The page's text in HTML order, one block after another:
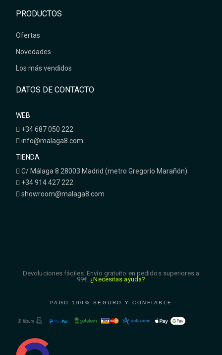
PRODUCTOS
Ofertas
Novedades
Los más vendidos
DATOS DE CONTACTO
WEB
+34 687 050 222
info@malaga8.com
TIENDA
C/ Málaga 8 28003 Madrid (metro Gregorio Marañón)
+34 914 427 222
showroom@malaga8.com
Devoluciones fáciles. Envío gratuito en pedidos superiores a
99€. ¿Necesitas ayuda?
PAGO 100% SEGURO Y CONFIABLE